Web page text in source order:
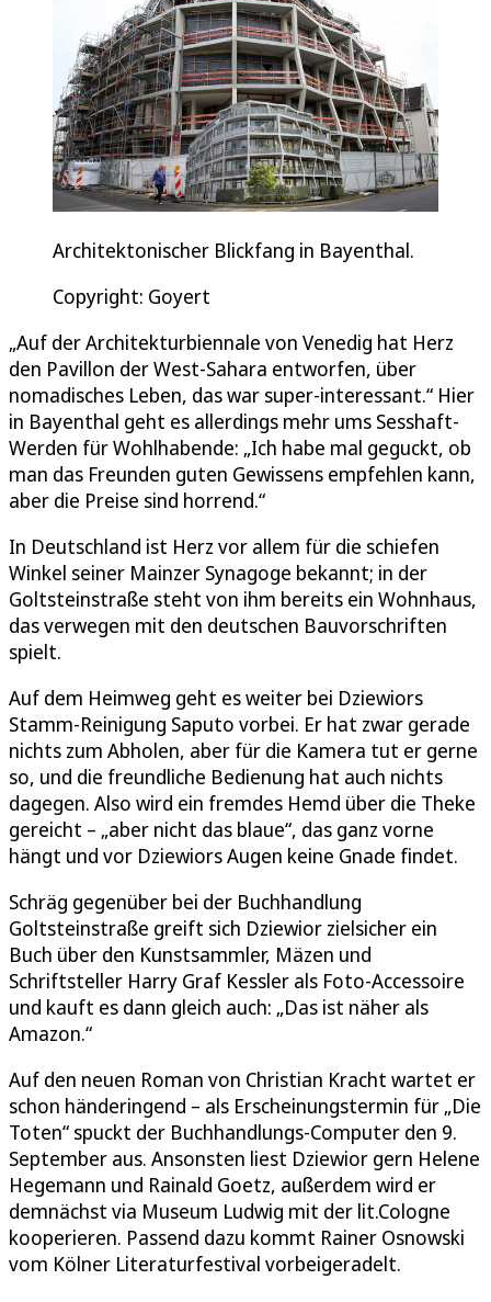
Architektonischer Blickfang in Bayenthal.
Copyright: Goyert
„Auf der Architekturbiennale von Venedig hat Herz
den Pavillon der West-Sahara entworfen, über
nomadisches Leben, das war super-interessant.“ Hier
in Bayenthal geht es allerdings mehr ums Sesshaft-
Werden für Wohlhabende: „Ich habe mal geguckt, ob
man das Freunden guten Gewissens empfehlen kann,
aber die Preise sind horrend.“
In Deutschland ist Herz vor allem für die schiefen
Winkel seiner Mainzer Synagoge bekannt; in der
Goltsteinstraße steht von ihm bereits ein Wohnhaus,
das verwegen mit den deutschen Bauvorschriften
spielt.
Auf dem Heimweg geht es weiter bei Dziewiors
Stamm-Reinigung Saputo vorbei. Er hat zwar gerade
nichts zum Abholen, aber für die Kamera tut er gerne
so, und die freundliche Bedienung hat auch nichts
dagegen. Also wird ein fremdes Hemd über die Theke
gereicht – „aber nicht das blaue“, das ganz vorne
hängt und vor Dziewiors Augen keine Gnade findet.
Schräg gegenüber bei der Buchhandlung
Goltsteinstraße greift sich Dziewior zielsicher ein
Buch über den Kunstsammler, Mäzen und
Schriftsteller Harry Graf Kessler als Foto-Accessoire
und kauft es dann gleich auch: „Das ist näher als
Amazon.“
Auf den neuen Roman von Christian Kracht wartet er
schon händeringend – als Erscheinungstermin für „Die
Toten“ spuckt der Buchhandlungs-Computer den 9.
September aus. Ansonsten liest Dziewior gern Helene
Hegemann und Rainald Goetz, außerdem wird er
demnächst via Museum Ludwig mit der lit.Cologne
kooperieren. Passend dazu kommt Rainer Osnowski
vom Kölner Literaturfestival vorbeigeradelt.